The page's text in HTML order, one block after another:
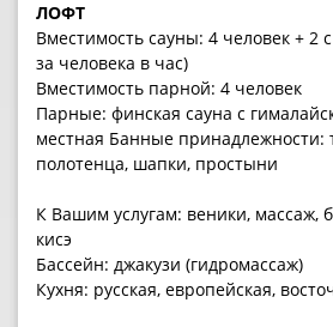
ЛОФТ
Вместимость сауны: 4 человек + 2
за человека в час)
Вместимость парной: 4 человек
Парные: финская сауна с
местная Банные принадлежности:
полотенца, шапки, простыни
К Вашим услугам: веники, массаж,
кисэ
Бассейн: джакузи (гидромассаж)
Кухня: русская, европейская,